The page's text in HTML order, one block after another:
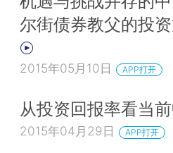
尔街债券教父的投资
2015年05月10日 APP打开
从投资回报率看当
2015年04月29日 APP打开